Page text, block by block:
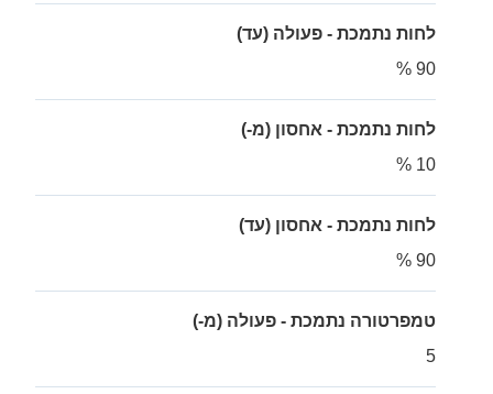
לחות נתמכת - פעולה (עד)
90 %
לחות נתמכת - אחסון (מ-)
10 %
לחות נתמכת - אחסון (עד)
90 %
טמפרטורה נתמכת - פעולה (מ-)
5